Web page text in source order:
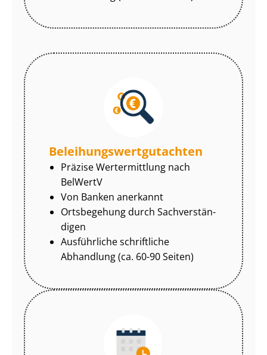
Be­lei­hungs­wert­gut­ach­ten
Präzise Wertermittlung nach
BelWertV
Von Banken anerkannt
Ortsbegehung durch Sach­ver­stän­
di­gen
Ausführliche schriftliche
Abhandlung (ca. 60-90 Seiten)